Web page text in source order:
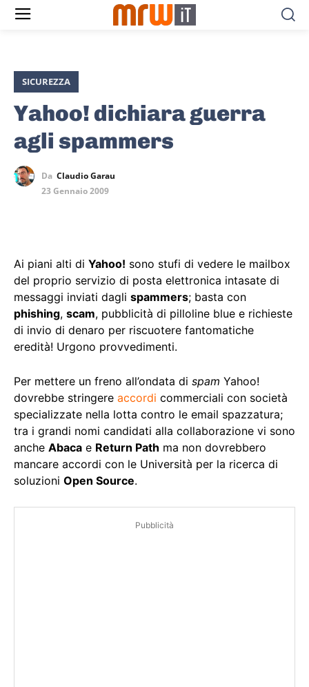
SICUREZZA
Yahoo! dichiara guerra
agli spammers
Da Claudio Garau
23 Gennaio 2009
Ai piani alti di Yahoo! sono stufi di vedere le mailbox
del proprio servizio di posta elettronica intasate di
messaggi inviati dagli spammers; basta con
phishing, scam, pubblicità di pilloline blue e richieste
di invio di denaro per riscuotere fantomatiche
eredità! Urgono provvedimenti.
Per mettere un freno all’ondata di spam Yahoo!
dovrebbe stringere accordi commerciali con società
specializzate nella lotta contro le email spazzatura;
tra i grandi nomi candidati alla collaborazione vi sono
anche Abaca e Return Path ma non dovrebbero
mancare accordi con le Università per la ricerca di
soluzioni Open Source.
Pubblicità